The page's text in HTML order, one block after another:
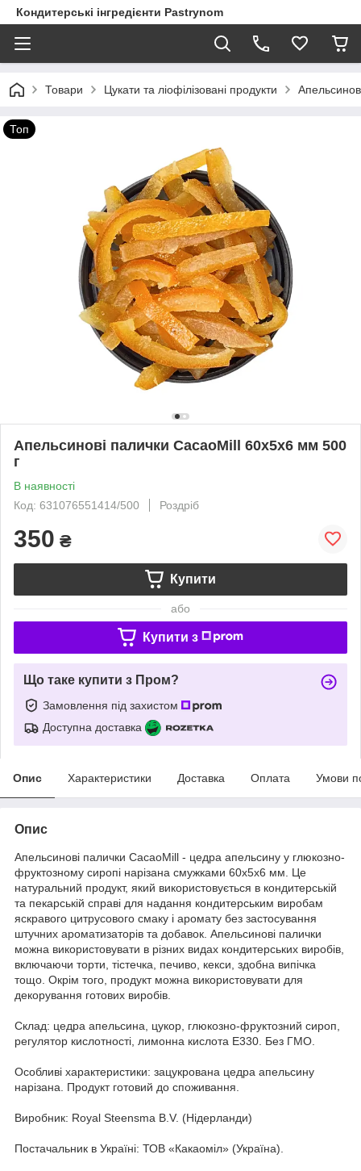
Кондитерські інгредієнти Pastrynom
Товари Цукати та ліофілізовані продукти
Топ
Апельсинові палички CacaoMill 60х5х6 мм 500
г
В наявності
Код: 631076551414/500
Роздріб
350 ₴
Купити
або
Купити з
Що таке купити з Пром?
Замовлення під захистом
Доступна доставка
Опис Характеристики Доставка Оплата Умови
Опис
Апельсинові палички CacaoMill - цедра апельсину у глюкозно-
фруктозному сиропі нарізана смужками 60х5х6 мм. Це
натуральний продукт, який використовується в кондитерській
та пекарській справі для надання кондитерським виробам
яскравого цитрусового смаку і аромату без застосування
штучних ароматизаторів та добавок. Апельсинові палички
можна використовувати в різних видах кондитерських виробів,
включаючи торти, тістечка, печиво, кекси, здобна випічка
тощо. Окрім того, продукт можна використовувати для
декорування готових виробів.
Склад: цедра апельсина, цукор, глюкозно-фруктозний сироп,
регулятор кислотності, лимонна кислота Е330. Без ГМО.
Особливі характеристики: зацукрована цедра апельсину
нарізана. Продукт готовий до споживання.
Виробник: Royal Steensma B.V. (Нідерланди)
Постачальник в Україні: ТОВ «Какаоміл» (Україна).